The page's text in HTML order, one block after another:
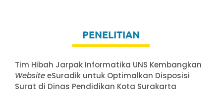
PENELITIAN
Tim Hibah Jarpak Informatika UNS Kembangkan
WebsiteeSuradik untuk Optimalkan Disposisi
Surat di Dinas Pendidikan Kota Surakarta